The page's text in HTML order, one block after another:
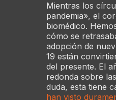
Mientras los
pandemia», el
biomédico.
cómo se
adopción de
19 están
del presente. El
redonda sobre las
duda, esta tiene
han visto